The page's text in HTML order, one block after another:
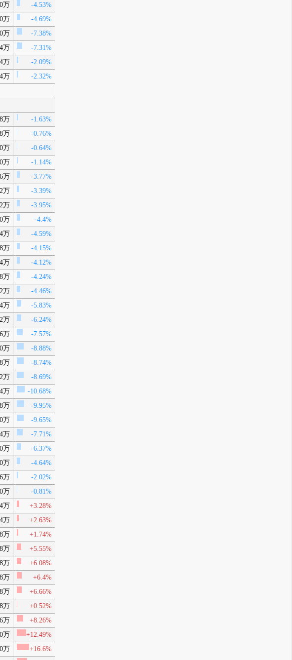
万
-4.53%
万
-4.69%
万
-7.38%
万
-7.31%
万
-2.09%
万
-2.32%
万
-1.63%
万
-0.76%
万
-0.64%
万
-1.14%
万
-3.77%
万
-3.39%
万
-3.95%
万
-4.4%
万
-4.59%
万
-4.15%
万
-4.12%
万
-4.24%
万
-4.46%
万
-5.83%
万
-6.24%
万
-7.57%
万
-8.88%
万
-8.74%
万
-8.69%
万
-10.68%
万
-9.95%
万
-9.65%
万
-7.71%
万
-6.37%
万
-4.64%
万
-2.02%
万
-0.81%
万
+3.28%
万
+2.63%
万
+1.74%
万
+5.55%
万
+6.08%
万
+6.4%
万
+6.66%
万
+0.52%
万
+8.26%
万
+12.49%
万
+16.6%